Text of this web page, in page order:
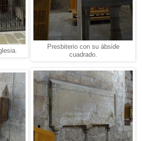
Presbiterio con su ábside
cuadrado.